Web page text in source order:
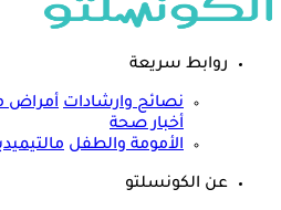
روابط سريعة
نصائح وارشادات أمراض
أخبار صحة
الأمومة والطفل
عن الكونسلتو